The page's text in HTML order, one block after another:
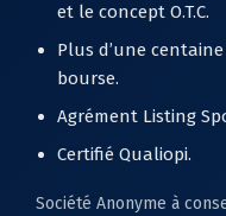
et le concept O.T.C.
Plus d’une
bourse.
Agrément Listing
Certifié Qualiopi.
Société Anonyme à